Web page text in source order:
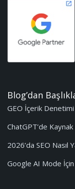
Blog’dan
GEO İçerik Denetimi
ChatGPT’de
2026’da SEO Nasıl
Google AI Mode